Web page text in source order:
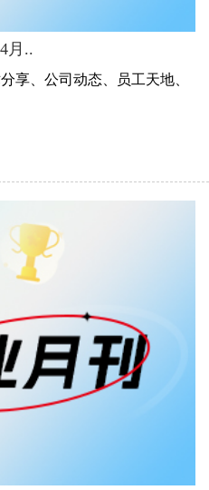
月..
享、公司动态、员工天地、